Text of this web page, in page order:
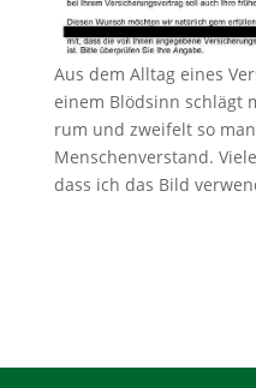
Aus dem Alltag eines
einem Blödsinn schlägt
rum und zweifelt so
Menschenverstand.
dass ich das Bild